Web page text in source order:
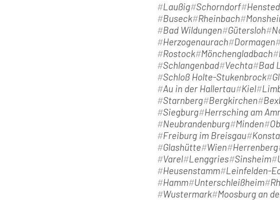
Laußig Schorndorf
Buseck Rheinbach
Bad Wildungen
Gütersloh
Herzogenaurach
Dormagen
Rostock Mönchengladbach
Schlangenbad
Vechta Bad
Schloß Holte-Stukenbrock
Au in der Hallertau Kiel
Starnberg Bergkirchen
Siegburg Herrsching am
Neubrandenburg Minden
Freiburg im Breisgau
Glashütte
Wien Herrenberg
Varel Lenggries Sinsheim
Heusenstamm Leinfelden-
Hamm Unterschleißheim
Wustermark Moosburg an